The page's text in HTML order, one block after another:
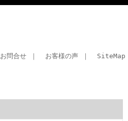
お問合せ ｜ お客様の声 ｜ SiteMap